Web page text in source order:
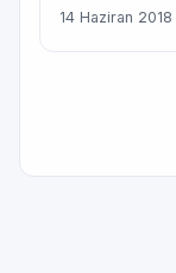
14 Haziran 2018